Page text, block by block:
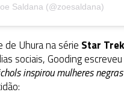
Saldana (@zoesaldana)
de Uhura na série Star
sociais, Gooding
inspirou mulheres